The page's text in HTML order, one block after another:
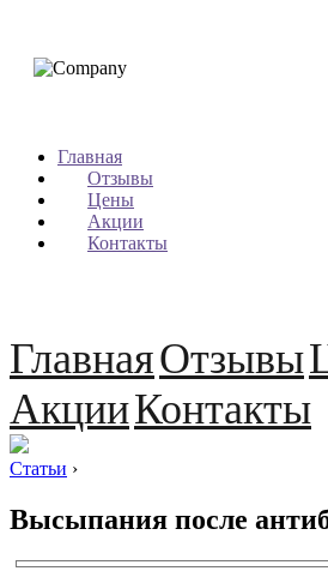
Главная
Отзывы
Цены
Акции
Контакты
ГлавнаяОтзывы
АкцииКонтакты
Статьи ›
Высыпания после